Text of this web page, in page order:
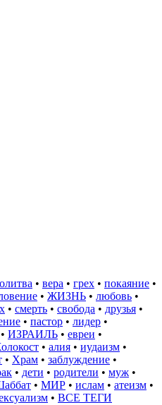
• вера • грех • покаяние •
• ЖИЗНЬ • любовь •
• смерть • свобода • друзья •
• пастор • лидер •
• ИЗРАИЛЬ • евреи •
• алия • иудаизм •
• Храм • заблуждение •
• дети • родители • муж •
• МИР • ислам • атеизм •
• ВСЕ ТЕГИ